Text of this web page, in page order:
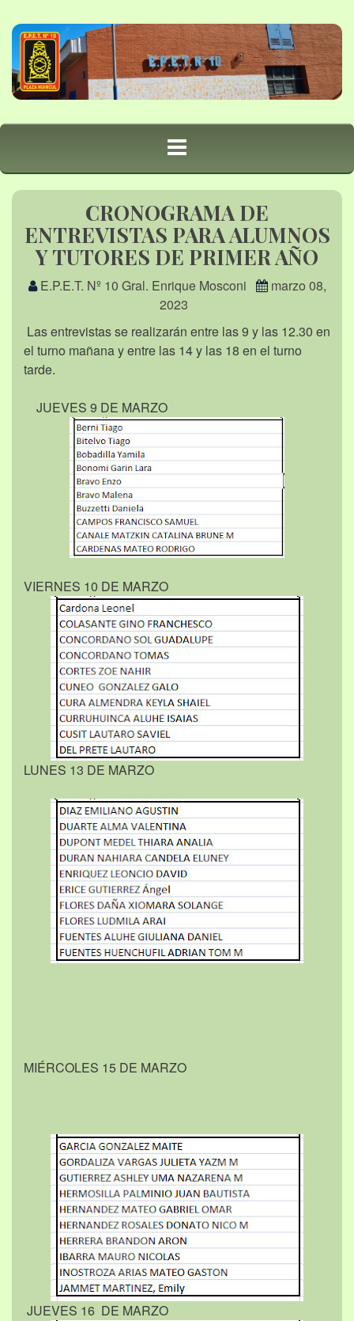
CRONOGRAMA DE
ENTREVISTAS PARA ALUMNOS
Y TUTORES DE PRIMER AÑO
E.P.E.T. Nº 10 Gral. Enrique Mosconi
marzo 08,
2023
Las entrevistas se realizarán entre las 9 y las 12.30 en
el turno mañana y entre las 14 y las 18 en el turno
tarde.
JUEVES 9 DE MARZO
VIERNES 10 DE MARZO
LUNES 13 DE MARZO
MIÉRCOLES 15 DE MARZO
JUEVES 16 DE MARZO